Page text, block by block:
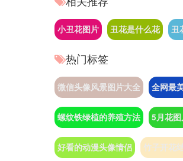
小丑花图片 丑花是什么花 丑
热门标签
微信头像风景图片大全 全网最
螺纹铁绿植的养殖方法 5月花
好看的动漫头像情侣 竹子开花